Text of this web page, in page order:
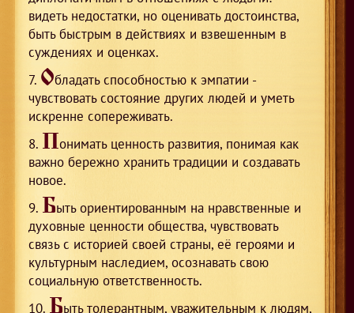
видеть недостатки, но оценивать достоинства,
быть быстрым в действиях и взвешенным в
суждениях и оценках.
Обладать способностью к эмпатии -
чувствовать состояние других людей и уметь
искренне сопереживать.
онимать ценность развития, понимая как
важно бережно хранить традиции и создавать
новое.
Быть ориентированным на нравственные и
духовные ценности общества, чувствовать
связь с историей своей страны, её героями и
культурным наследием, осознавать свою
социальную ответственность.
Быть толерантным, уважительным к людям,